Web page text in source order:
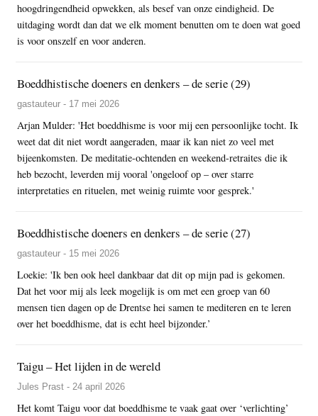
hoogdringendheid opwekken, als besef van onze eindigheid. De
uitdaging wordt dan dat we elk moment benutten om te doen wat goed
is voor onszelf en voor anderen.
Boeddhistische doeners en denkers – de serie (29)
gastauteur - 17 mei 2026
Arjan Mulder: 'Het boeddhisme is voor mij een persoonlijke tocht. Ik
weet dat dit niet wordt aangeraden, maar ik kan niet zo veel met
bijeenkomsten. De meditatie-ochtenden en weekend-retraites die ik
heb bezocht, leverden mij vooral 'ongeloof op – over starre
interpretaties en rituelen, met weinig ruimte voor gesprek.'
Boeddhistische doeners en denkers – de serie (27)
gastauteur - 15 mei 2026
Loekie: 'Ik ben ook heel dankbaar dat dit op mijn pad is gekomen.
Dat het voor mij als leek mogelijk is om met een groep van 60
mensen tien dagen op de Drentse hei samen te mediteren en te leren
over het boeddhisme, dat is echt heel bijzonder.’
Taigu – Het lijden in de wereld
Jules Prast - 24 april 2026
Het komt Taigu voor dat boeddhisme te vaak gaat over ‘verlichting’